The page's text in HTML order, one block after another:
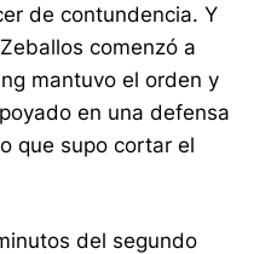
de contundencia. Y
comenzó a
mantuvo el orden y
en una defensa
que supo cortar el
del segundo